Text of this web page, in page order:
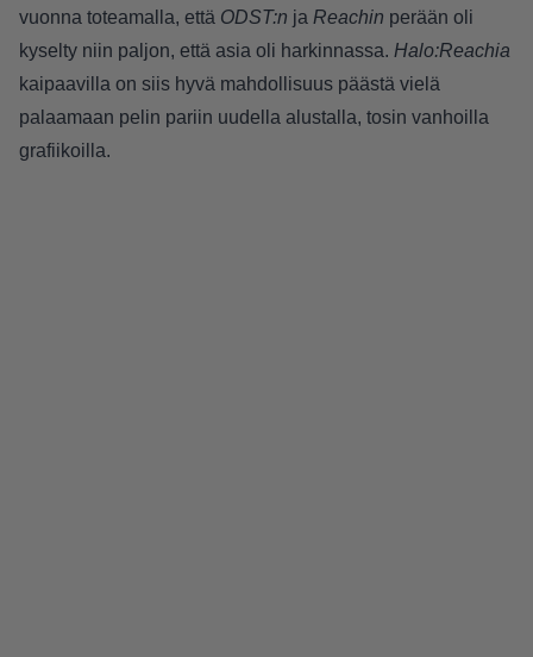
vuonna toteamalla, että ODST:n ja Reachin perään oli
kyselty niin paljon, että asia oli harkinnassa. Halo:Reachia
kaipaavilla on siis hyvä mahdollisuus päästä vielä
palaamaan pelin pariin uudella alustalla, tosin vanhoilla
grafiikoilla.